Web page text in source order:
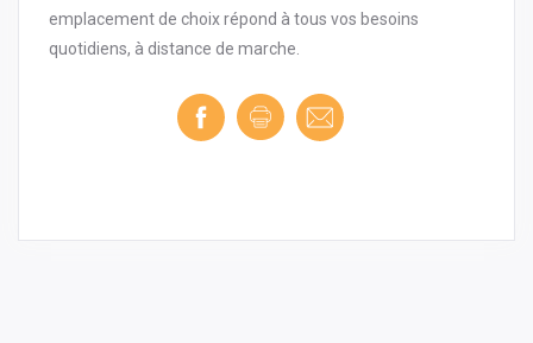
emplacement de choix répond à tous vos besoins
quotidiens, à distance de marche.